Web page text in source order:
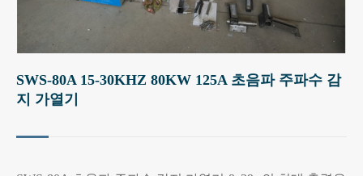
SWS-80A 15-30KHZ 80KW 125A 초음파 주파수 감
지 가열기